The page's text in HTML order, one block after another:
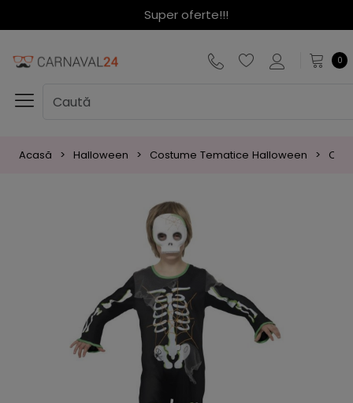
Super oferte!!!
0
Acasă Halloween Costume Tematice Halloween